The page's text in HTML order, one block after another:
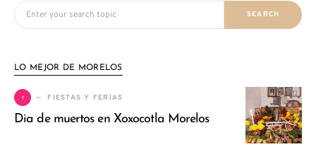
Search for:
SEARCH
LO MEJOR DE MORELOS
1 FIESTAS Y FERIAS
Dia de muertos en Xoxocotla Morelos